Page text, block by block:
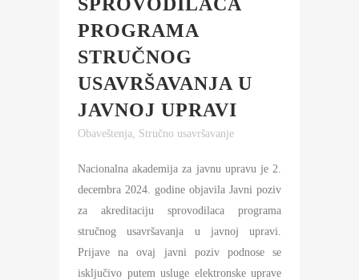
PROGRAMA
STRUČNOG
USAVRŠAVANJA U
JAVNOJ UPRAVI
Obaveštenja Stručno usavršavanje
Nacionalna akademija za javnu upravu je 2.
decembra 2024. godine objavila Javni poziv
za akreditaciju sprovodilaca programa
stručnog usavršavanja u javnoj upravi.
Prijave na ovaj javni poziv podnose se
isključivo putem usluge elektronske uprave